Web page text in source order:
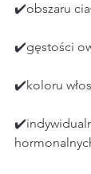
✔️obszaru
✔️gęstości
✔️koloru